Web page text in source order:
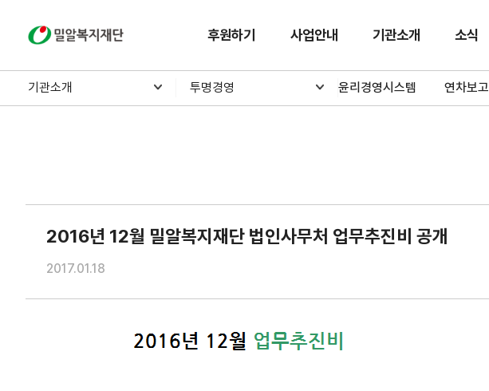
밀알복지재단 후원하기 사업안내 기관소개 소식
기관소개 투명경영 윤리경영시스템 연차보고
2016년 12월 밀알복지재단 법인사무처 업무추진비 공개
2017.01.18